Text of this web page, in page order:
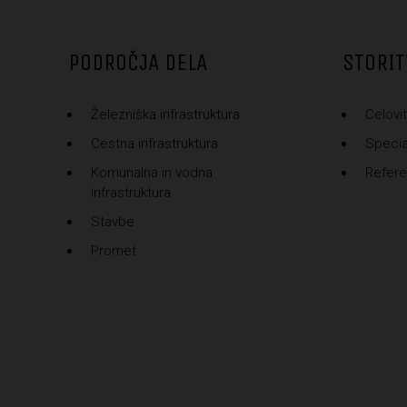
PODROČJA DELA
Železniška infrastruktura
Cestna infrastruktura
Komunalna in vodna
infrastruktura
Stavbe
Promet